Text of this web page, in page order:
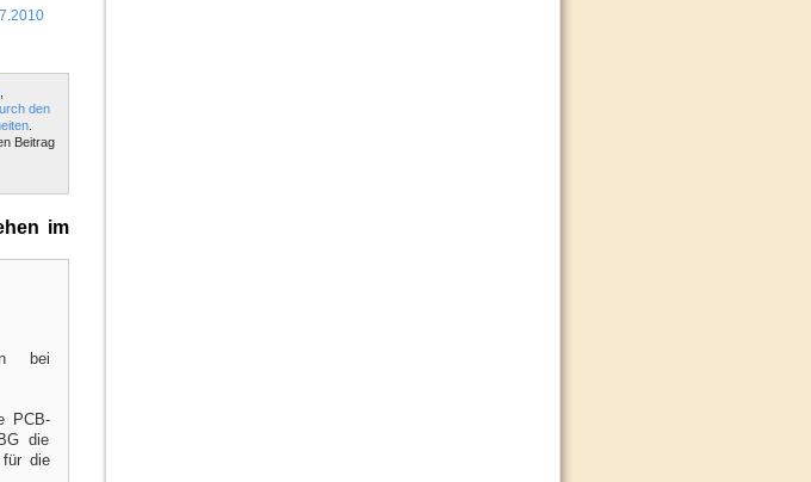
den
.
Beitrag
im
bei
PCB-
die
für die